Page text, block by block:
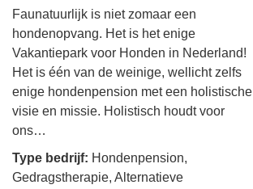
Faunatuurlijk is niet zomaar een
hondenopvang. Het is het enige
Vakantiepark voor Honden in Nederland!
Het is één van de weinige, wellicht zelfs
enige hondenpension met een holistische
visie en missie. Holistisch houdt voor
ons…
Type bedrijf: Hondenpension,
Gedragstherapie, Alternatieve